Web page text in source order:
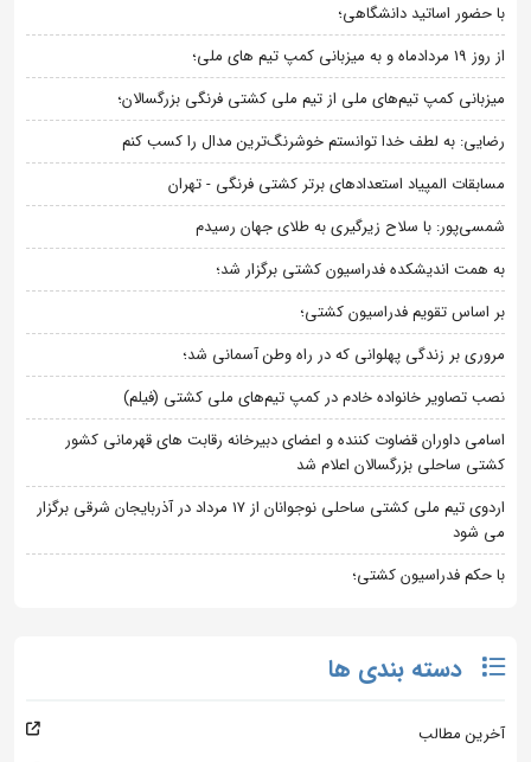
با حضور اساتید دانشگاهی؛
از روز 19 مردادماه و به میزبانی کمپ تیم های ملی؛
میزبانی کمپ تیم‌های ملی از تیم ملی کشتی فرنگی بزرگسالان؛
رضایی: به لطف خدا توانستم خوشرنگ‌ترین مدال را کسب کنم
مسابقات المپیاد استعدادهای برتر کشتی فرنگی - تهران
شمسی‌پور: با سلاح زیرگیری به طلای جهان رسیدم
به همت اندیشکده فدراسیون کشتی برگزار شد؛
بر اساس تقویم فدراسیون کشتی؛
مروری بر زندگی پهلوانی که در راه وطن آسمانی شد؛
نصب تصاویر خانواده خادم در کمپ تیم‌های ملی کشتی (فیلم)
اسامی داوران قضاوت کننده و اعضای دبیرخانه رقابت های قهرمانی کشور
کشتی ساحلی بزرگسالان اعلام شد
اردوی تیم ملی کشتی ساحلی نوجوانان از 17 مرداد در آذربایجان شرقی برگزار
می شود
با حکم فدراسیون کشتی؛
دسته بندی ها
آخرین مطالب